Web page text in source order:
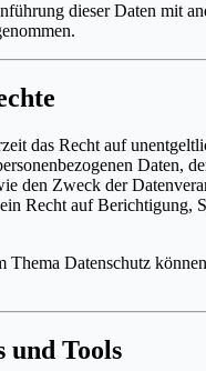
dieser Daten mit
das Recht auf
Daten,
den Zweck der
Recht auf Berichtigung,
Thema Datenschutz
und Tools